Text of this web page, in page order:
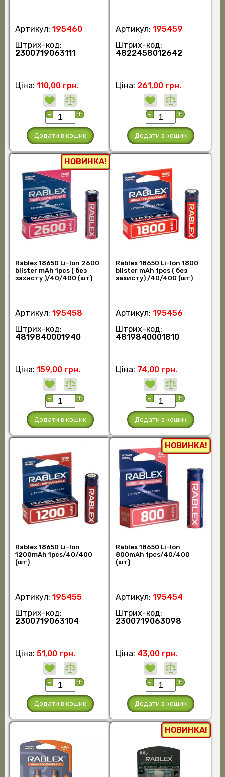
Артикул: 195460
Штрих-код:
2300719063111
Ціна: 110,00 грн.
- +
Додати в кошик
Артикул: 195459
Штрих-код:
4822458012642
Ціна: 261,00 грн.
- +
Додати в кошик
НОВИНКА!
Rablex 18650 Li-lon 2600
blister mAh 1pcs ( без
захисту )/40/400 (шт)
Артикул: 195458
Штрих-код:
4819840001940
Ціна: 159,00 грн.
- +
Додати в кошик
Rablex 18650 Li-lon 1800
blister mAh 1pcs ( без
захисту) /40/400 (шт)
Артикул: 195456
Штрих-код:
4819840001810
Ціна: 74,00 грн.
- +
Додати в кошик
Rablex 18650 Li-lon
1200mAh 1pcs/40/400
(шт)
Артикул: 195455
Штрих-код:
2300719063104
Ціна: 51,00 грн.
- +
Додати в кошик
НОВИНКА!
Rablex 18650 Li-lon
800mAh 1pcs/40/400
(шт)
Артикул: 195454
Штрих-код:
2300719063098
Ціна: 43,00 грн.
- +
Додати в кошик
НОВИНКА!